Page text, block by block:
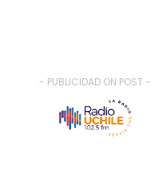
- PUBLICIDAD ON POST -